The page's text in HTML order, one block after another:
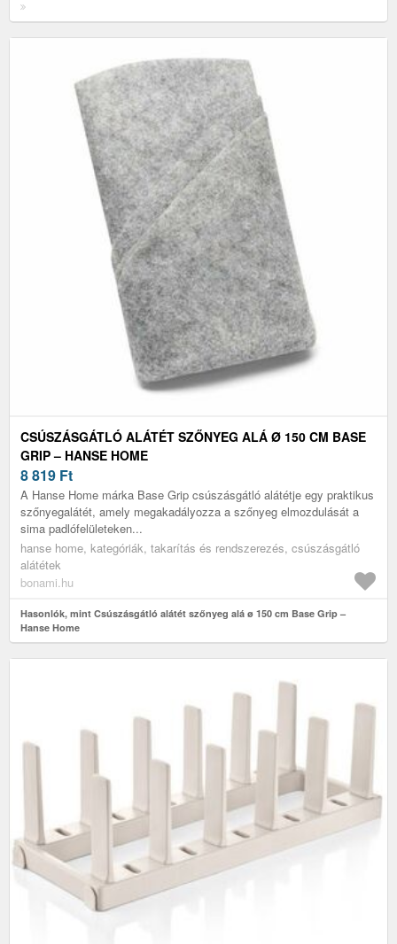
CSÚSZÁSGÁTLÓ ALÁTÉT SZŐNYEG ALÁ Ø 150 CM BASE
GRIP – HANSE HOME
8 819 Ft
A Hanse Home márka Base Grip csúszásgátló alátétje egy praktikus
szőnyegalátét, amely megakadályozza a szőnyeg elmozdulását a
sima padlófelületeken...
hanse home, kategóriák, takarítás és rendszerezés, csúszásgátló
alátétek
bonami.hu
Hasonlók, mint Csúszásgátló alátét szőnyeg alá ø 150 cm Base Grip –
Hanse Home